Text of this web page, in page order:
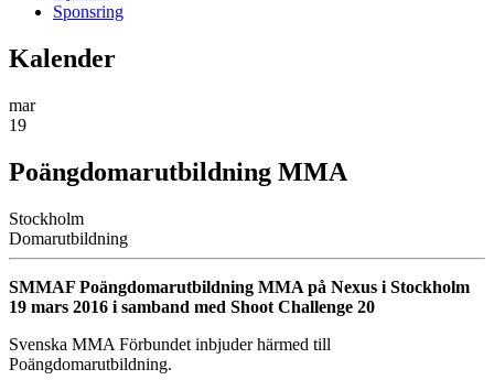
Sponsring
Kalender
mar
19
Poängdomarutbildning MMA
Stockholm
Domarutbildning
SMMAF Poängdomarutbildning MMA på Nexus i Stockholm
19 mars 2016 i samband med Shoot Challenge 20
Svenska MMA Förbundet inbjuder härmed till
Poängdomarutbildning.